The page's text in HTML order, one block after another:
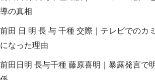
導の真相
前田 日 明 長 与 千種 交際｜テレビでのカ
になった理由
前田日明 長与千種 藤原喜明｜暴露発言で